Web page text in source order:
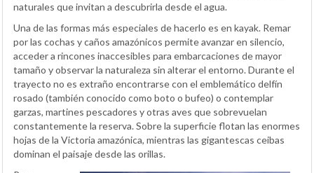
naturales que invitan a descubrirla desde el agua.
Una de las formas más especiales de hacerlo es en kayak. Remar
por las cochas y caños amazónicos permite avanzar en silencio,
acceder a rincones inaccesibles para embarcaciones de mayor
tamaño y observar la naturaleza sin alterar el entorno. Durante el
trayecto no es extraño encontrarse con el emblemático delfín
rosado (también conocido como boto o bufeo) o contemplar
garzas, martines pescadores y otras aves que sobrevuelan
constantemente la reserva. Sobre la superficie flotan las enormes
hojas de la Victoria amazónica, mientras las gigantescas ceibas
dominan el paisaje desde las orillas.